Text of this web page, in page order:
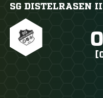
SG DISTELRASEN II
